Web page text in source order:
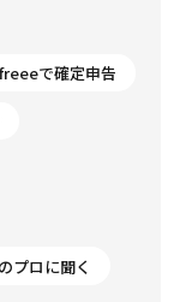
freeeで確定申告
プロに聞く